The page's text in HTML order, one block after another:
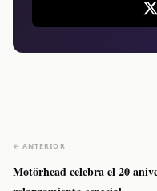
← ANTERIOR
Motörhead celebra el 20